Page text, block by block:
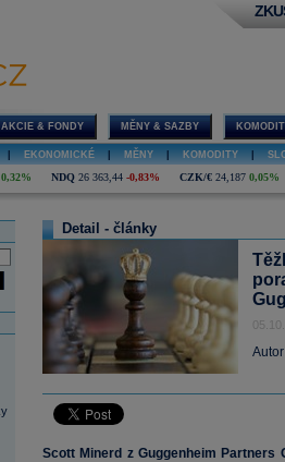
AKCIE & FONDY MĚNY & SAZBY
EKONOMICKÉ MĚNY KOMODITY
0,32% NDQ 26 363,44 -0,83% CZK/€ 24,187 0,05%
Detail - články
Scott Minerd z Guggenheim